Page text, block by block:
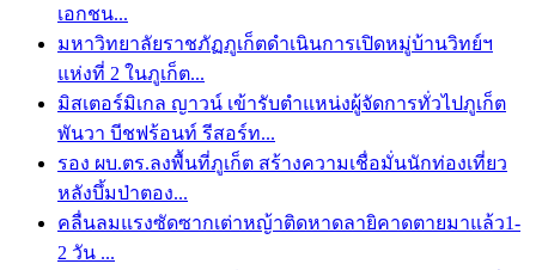
เอกชน...
มหาวิทยาลัยราชภัฏภูเก็ตดำเนินการเปิดหมู่บ้านวิทย์ฯ
แห่งที่ 2 ในภูเก็ต...
มิสเตอร์มิเกล ญาวน์ เข้ารับตำแหน่งผู้จัดการทั่วไปภูเก็ต
พันวา บีชฟร้อนท์ รีสอร์ท...
รอง ผบ.ตร.ลงพื้นที่ภูเก็ต สร้างความเชื่อมั่นนักท่องเที่ยว
หลังบึ้มป่าตอง...
คลื่นลมแรงซัดซากเต่าหญ้าติดหาดลายิคาดตายมาแล้ว1-
2 วัน ...